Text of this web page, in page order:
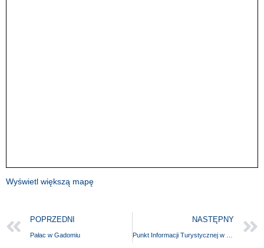
Wyświetl większą mapę
POPRZEDNI
Pałac w Gadomiu
NASTĘPNY